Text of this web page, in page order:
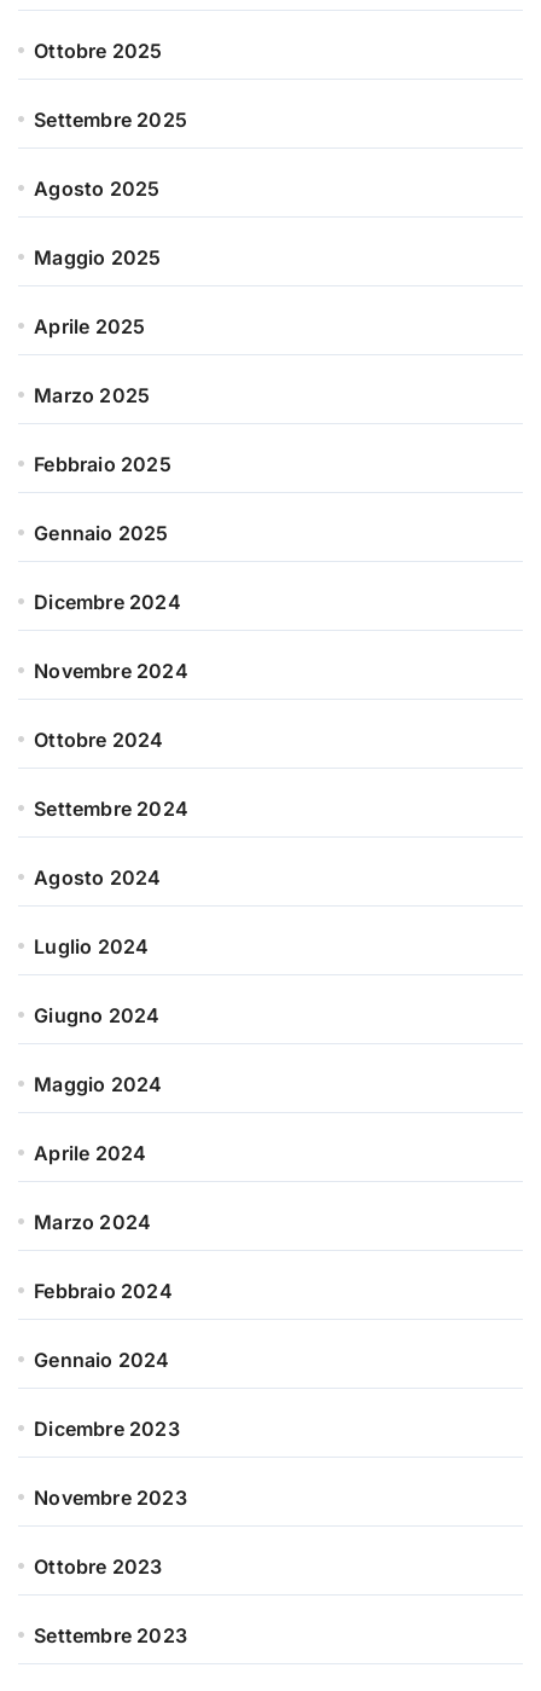
Ottobre 2025
Settembre 2025
Agosto 2025
Maggio 2025
Aprile 2025
Marzo 2025
Febbraio 2025
Gennaio 2025
Dicembre 2024
Novembre 2024
Ottobre 2024
Settembre 2024
Agosto 2024
Luglio 2024
Giugno 2024
Maggio 2024
Aprile 2024
Marzo 2024
Febbraio 2024
Gennaio 2024
Dicembre 2023
Novembre 2023
Ottobre 2023
Settembre 2023